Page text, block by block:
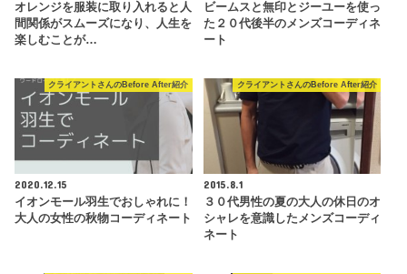
オレンジを服装に取り入れると人
間関係がスムーズになり、人生を
楽しむことが…
ビームスと無印とジーユーを使っ
た２０代後半のメンズコーディネ
ート
クライアントさんのBefore After紹介
2020.12.15
イオンモール羽生でおしゃれに！
大人の女性の秋物コーディネート
クライアントさんのBefore After紹介
2015.8.1
３０代男性の夏の大人の休日のオ
シャレを意識したメンズコーディ
ネート